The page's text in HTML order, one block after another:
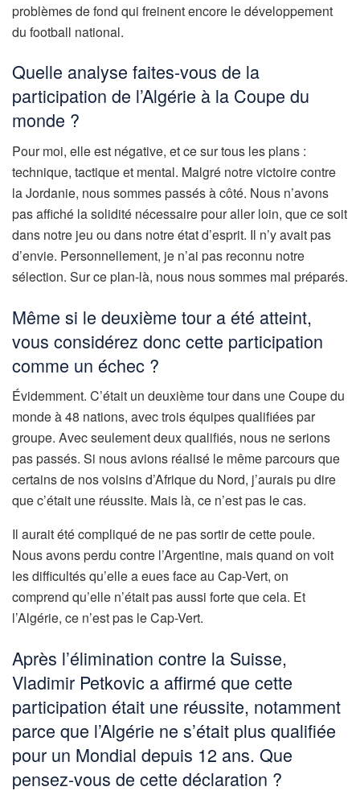
problèmes de fond qui freinent encore le développement
du football national.
Quelle analyse faites-vous de la
participation de l’Algérie à la Coupe du
monde ?
Pour moi, elle est négative, et ce sur tous les plans :
technique, tactique et mental. Malgré notre victoire contre
la Jordanie, nous sommes passés à côté. Nous n’avons
pas affiché la solidité nécessaire pour aller loin, que ce soit
dans notre jeu ou dans notre état d’esprit. Il n’y avait pas
d’envie. Personnellement, je n’ai pas reconnu notre
sélection. Sur ce plan-là, nous nous sommes mal préparés.
Même si le deuxième tour a été atteint,
vous considérez donc cette participation
comme un échec ?
Évidemment. C’était un deuxième tour dans une Coupe du
monde à 48 nations, avec trois équipes qualifiées par
groupe. Avec seulement deux qualifiés, nous ne serions
pas passés. Si nous avions réalisé le même parcours que
certains de nos voisins d’Afrique du Nord, j’aurais pu dire
que c’était une réussite. Mais là, ce n’est pas le cas.
Il aurait été compliqué de ne pas sortir de cette poule.
Nous avons perdu contre l’Argentine, mais quand on voit
les difficultés qu’elle a eues face au Cap-Vert, on
comprend qu’elle n’était pas aussi forte que cela. Et
l’Algérie, ce n’est pas le Cap-Vert.
Après l’élimination contre la Suisse,
Vladimir Petkovic a affirmé que cette
participation était une réussite, notamment
parce que l’Algérie ne s’était plus qualifiée
pour un Mondial depuis 12 ans. Que
pensez-vous de cette déclaration ?